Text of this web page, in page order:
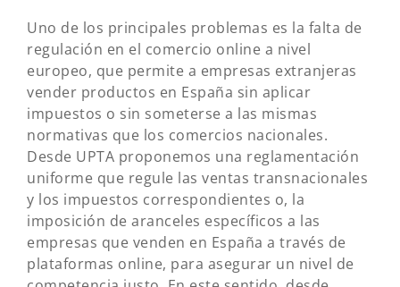
Uno de los principales problemas es la falta de
regulación en el comercio online a nivel
europeo, que permite a empresas extranjeras
vender productos en España sin aplicar
impuestos o sin someterse a las mismas
normativas que los comercios nacionales.
Desde UPTA proponemos una reglamentación
uniforme que regule las ventas transnacionales
y los impuestos correspondientes o, la
imposición de aranceles específicos a las
empresas que venden en España a través de
plataformas online, para asegurar un nivel de